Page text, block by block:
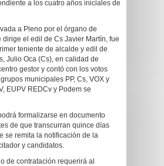
a los cuatro años iniciales de
a Pleno por el órgano de
dirige el edil de Cs Javier Martín, fue
teniente de alcalde y edil de
Julio Oca (Cs), en calidad de
gestor y contó con los votos
municipales PP, Cs, VOX y
EUPV REDCv y Podem se
formalizarse en documento
de que transcurran quince días
se remita la notificación de la
y candidatos.
de contratación requerirá al